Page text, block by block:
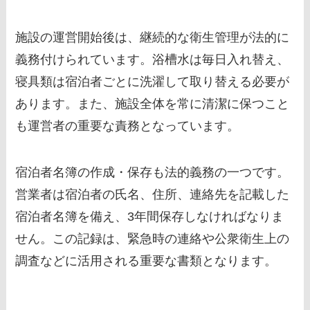
施設の運営開始後は、継続的な衛生管理が法的に
義務付けられています。浴槽水は毎日入れ替え、
寝具類は宿泊者ごとに洗濯して取り替える必要が
あります。また、施設全体を常に清潔に保つこと
も運営者の重要な責務となっています。
宿泊者名簿の作成・保存も法的義務の一つです。
営業者は宿泊者の氏名、住所、連絡先を記載した
宿泊者名簿を備え、3年間保存しなければなりま
せん。この記録は、緊急時の連絡や公衆衛生上の
調査などに活用される重要な書類となります。